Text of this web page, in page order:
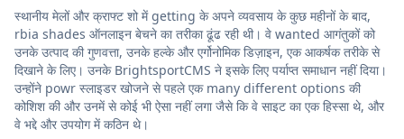
स्थानीय मेलों और क्राफ्ट शो में getting के अपने व्यवसाय के कुछ महीनों के बाद,
rbia shades ऑनलाइन बेचने का तरीका ढूंढ रही थी। वे wanted आगंतुकों को
उनके उत्पाद की गुणवत्ता, उनके हल्के और एर्गोनोमिक डिज़ाइन, एक आकर्षक तरीके से
दिखाने के लिए। उनके BrightsportCMS ने इसके लिए पर्याप्त समाधान नहीं दिया।
उन्होंने powr स्लाइडर खोजने से पहले एक many different options की
कोशिश की और उनमें से कोई भी ऐसा नहीं लगा जैसे कि वे साइट का एक हिस्सा थे, और
वे भद्दे और उपयोग में कठिन थे।